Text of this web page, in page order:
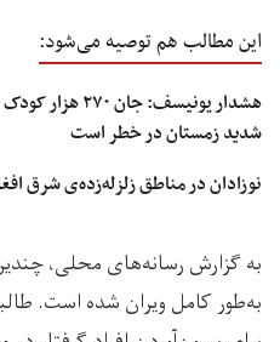
این مطالب هم توصیه می‌شود:
هشدار یونیسف:
شدید زمستان در خطر است
نوزادان در مناطق زلزله‌زده‌ی شرق
به گزارش رسانه‌های محلی،
به‌طور کامل ویران شده است.